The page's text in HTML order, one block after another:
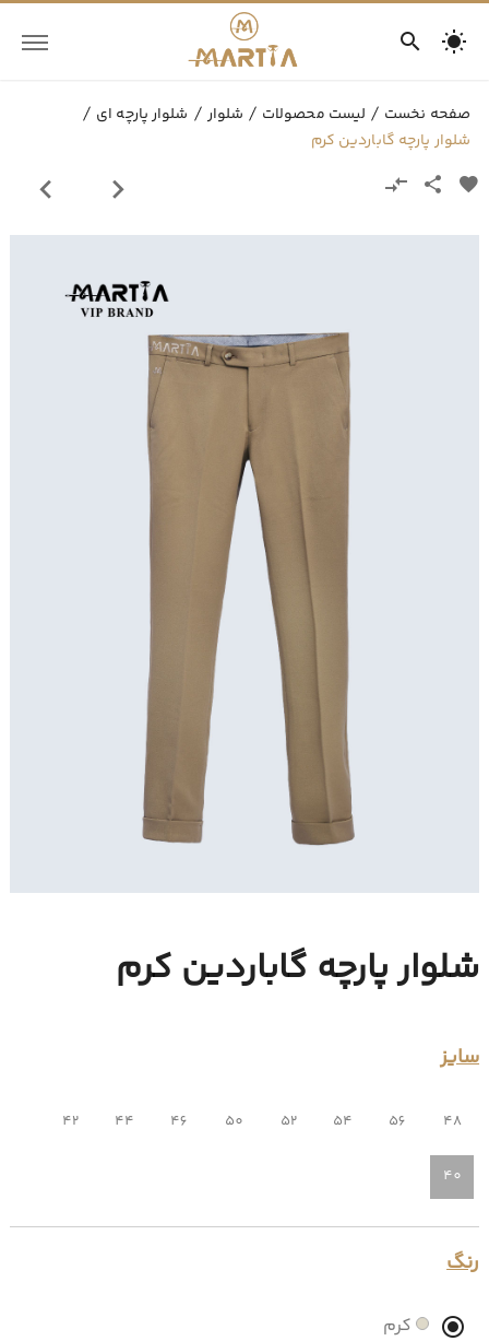
صفحه نخست لیست محصولات شلوار
شلوار پارچه ای
شلوار پارچه گاباردین کرم
شلوار پارچه گاباردین کرم
سایز
48
56
54
52
50
46
44
42
40
رنگ
کرم